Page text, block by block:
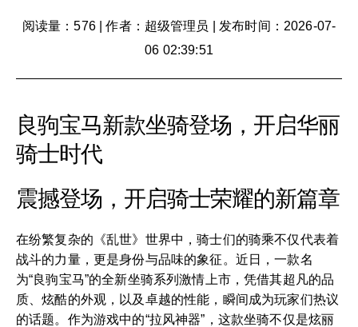
阅读量：576|作者：超级管理员
发布时间：2026-07-
06 02:39:51
良驹宝马新款坐骑登场，开启华丽
骑士时代
震撼登场，开启骑士荣耀的新篇章
在纷繁复杂的《乱世》世界中，骑士们的骑乘不仅代表着
战斗的力量，更是身份与品味的象征。近日，一款名
为“良驹宝马”的全新坐骑系列激情上市，凭借其超凡的品
质、炫酷的外观，以及卓越的性能，瞬间成为玩家们热议
的话题。作为游戏中的“拉风神器”，这款坐骑不仅是炫丽